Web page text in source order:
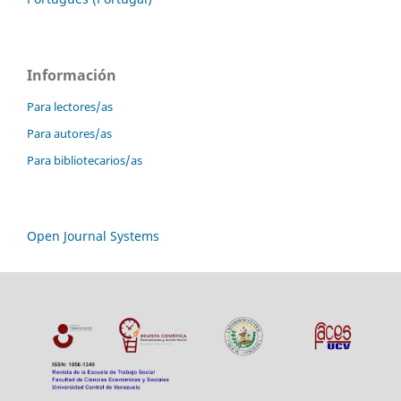
Información
Para lectores/as
Para autores/as
Para bibliotecarios/as
Open Journal Systems